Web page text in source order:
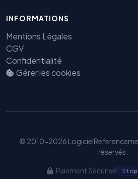
INFORMATIONS
Mentions Légales
CGV
Confidentialité
Gérer les cookies
© 2010-2026
réservés.
Paiement Sécurisé S